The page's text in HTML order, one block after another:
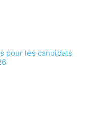
pour les candidats